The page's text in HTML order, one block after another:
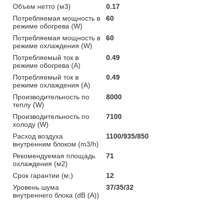
Объем нетто (м3)
0.17
Потребляемая мощность в
режиме обогрева (W)
60
Потребляемая мощность в
режиме охлаждения (W)
60
Потребляемый ток в
режиме обогрева (A)
0.49
Потребляемый ток в
режиме охлаждения (A)
0.49
Производительность по
теплу (W)
8000
Производительность по
холоду (W)
7100
Расход воздуха
внутренним блоком (m3/h)
1100/935/850
Рекомендуемая площадь
охлаждения (м2)
71
Срок гарантии (м,)
12
Уровень шума
внутреннего блока (dB (A))
37/35/32